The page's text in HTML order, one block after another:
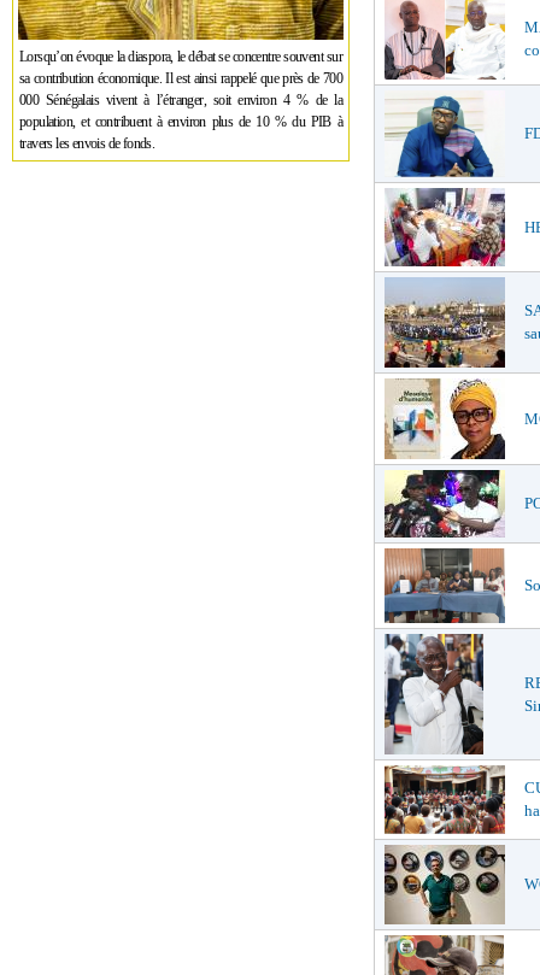
Lorsqu’on évoque la diaspora, le débat se concentre souvent sur
sa contribution économique. Il est ainsi rappelé que près de 700
000 Sénégalais vivent à l’étranger, soit environ 4 % de la
population, et contribuent à environ plus de 10 % du PIB à
travers les envois de fonds.